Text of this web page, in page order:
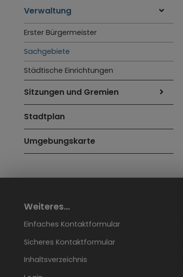
Verwaltung
Erster Bürgermeister
Sachgebiete
Städtische Einrichtungen
Sitzungen und Gremien
Stadtplan
Umgebungskarte
Weiteres...
Einfaches Kontaktformular
Sicheres Kontaktformular
Inhaltsverzeichnis